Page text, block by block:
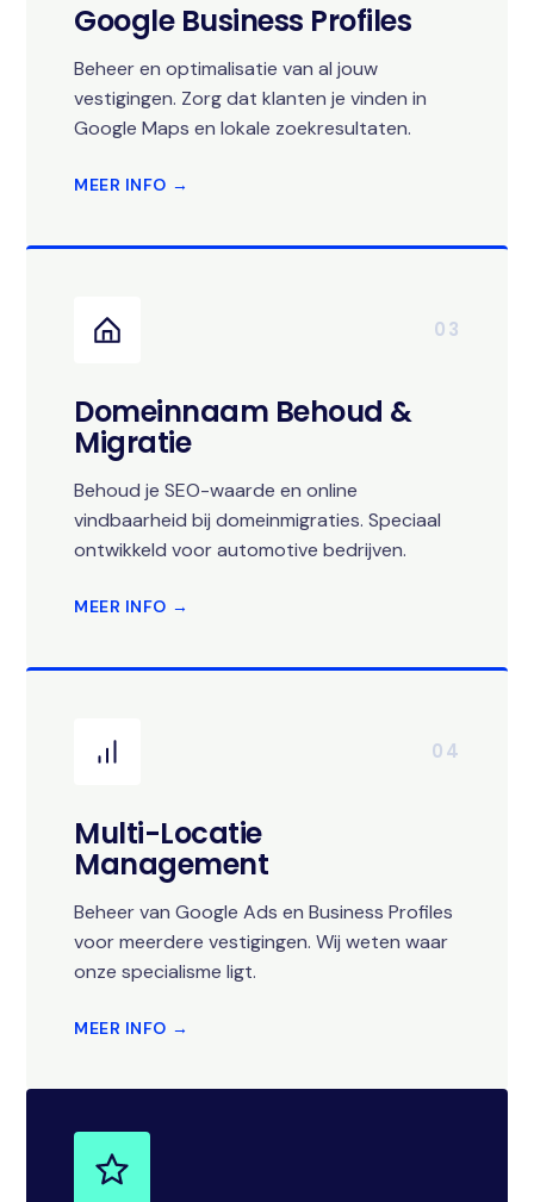
Google Business Profiles
Beheer en optimalisatie van al jouw
vestigingen. Zorg dat klanten je vinden in
Google Maps en lokale zoekresultaten.
MEER INFO →
03
Domeinnaam Behoud &
Migratie
Behoud je SEO-waarde en online
vindbaarheid bij domeinmigraties. Speciaal
ontwikkeld voor automotive bedrijven.
MEER INFO →
04
Multi-Locatie
Management
Beheer van Google Ads en Business Profiles
voor meerdere vestigingen. Wij weten waar
onze specialisme ligt.
MEER INFO →